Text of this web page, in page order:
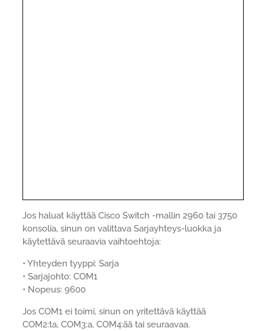
Jos haluat käyttää Cisco Switch -mallin 2960 tai 3750
konsolia, sinun on valittava Sarjayhteys-luokka ja
käytettävä seuraavia vaihtoehtoja:
• Yhteyden tyyppi: Sarja
• Sarjajohto: COM1
• Nopeus: 9600
Jos COM1 ei toimi, sinun on yritettävä käyttää
COM2:ta, COM3:a, COM4:ää tai seuraavaa.